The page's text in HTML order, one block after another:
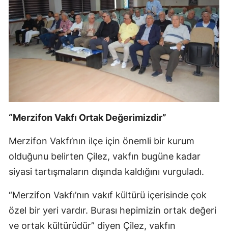
“Merzifon Vakfı Ortak Değerimizdir”
Merzifon Vakfı’nın ilçe için önemli bir kurum
olduğunu belirten Çilez, vakfın bugüne kadar
siyasi tartışmaların dışında kaldığını vurguladı.
“Merzifon Vakfı’nın vakıf kültürü içerisinde çok
özel bir yeri vardır. Burası hepimizin ortak değeri
ve ortak kültürüdür” diyen Çilez, vakfın